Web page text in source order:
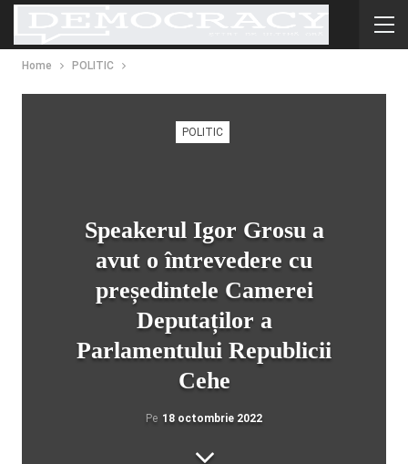
Home POLITIC
POLITIC
Speakerul Igor Grosu a
avut o întrevedere cu
președintele Camerei
Deputaților a
Parlamentului Republicii
Cehe
Pe 18 octombrie 2022